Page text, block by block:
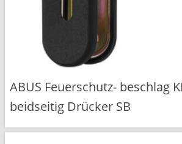
ABUS Feuerschutz- beschlag
beidseitig Drücker SB